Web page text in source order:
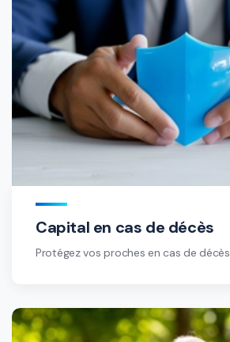
Capital en cas de décès
Protégez vos proches en cas de décès.